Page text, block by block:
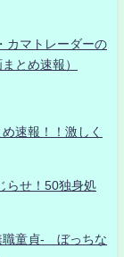
カマトレーダーの
とめ速報）
速報！！激しく
らせ！50独身処
童貞- ぼっちな